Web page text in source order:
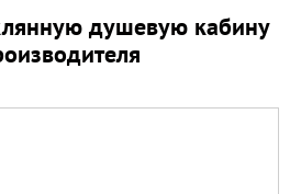
душевую кабину